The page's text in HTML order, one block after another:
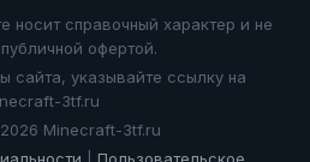
носит справочный характер и не
офертой.
сайта, указывайте ссылку на
3tf.ru
Minecraft-3tf.ru